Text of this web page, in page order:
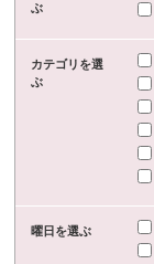
ぶ
カテゴリを選
ぶ
曜日を選ぶ